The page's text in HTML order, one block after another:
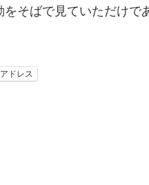
そばで見ていただけで
ドレス